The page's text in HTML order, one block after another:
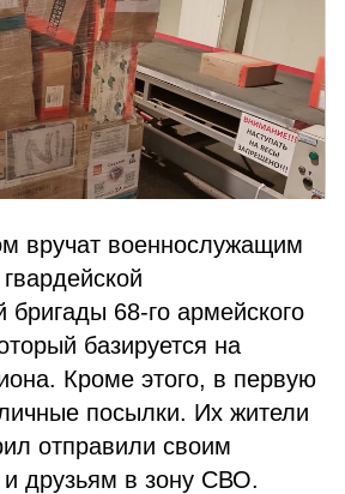
вручат военнослужащим
бригады 68-го армейского
базируется на
Кроме этого, в первую
посылки. Их жители
отправили своим
и друзьям в зону СВО.